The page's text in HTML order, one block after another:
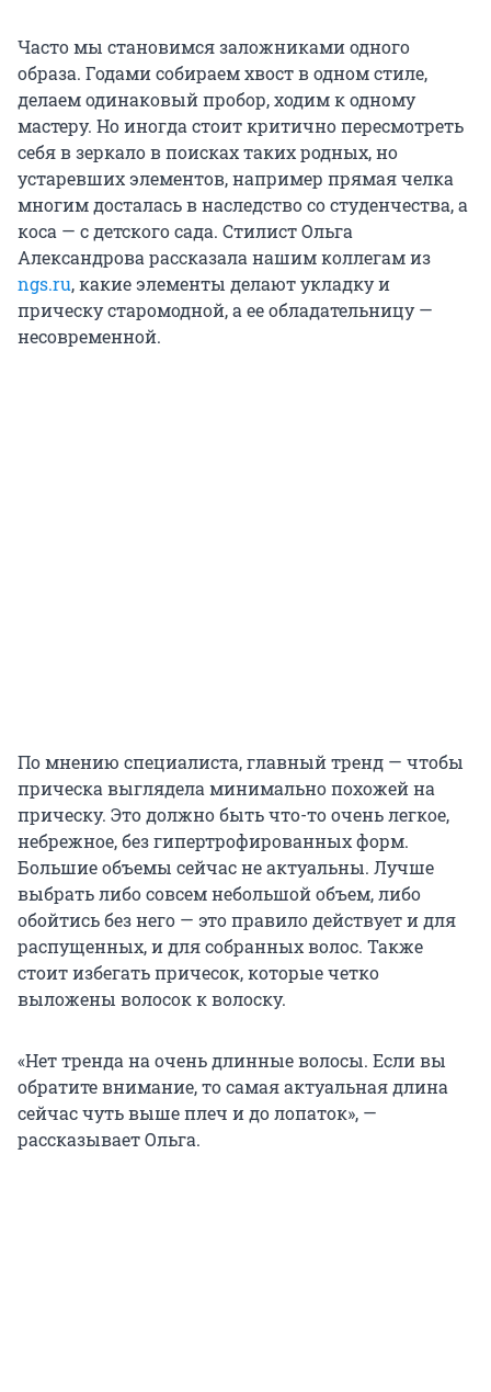
Часто мы становимся заложниками одного
образа. Годами собираем хвост в одном стиле,
делаем одинаковый пробор, ходим к одному
мастеру. Но иногда стоит критично пересмотреть
себя в зеркало в поисках таких родных, но
устаревших элементов, например прямая челка
многим досталась в наследство со студенчества, а
коса — с детского сада. Стилист Ольга
Александрова рассказала нашим коллегам из
ngs.ru, какие элементы делают укладку и
прическу старомодной, а ее обладательницу —
несовременной.
По мнению специалиста, главный тренд — чтобы
прическа выглядела минимально похожей на
прическу. Это должно быть что-то очень легкое,
небрежное, без гипертрофированных форм.
Большие объемы сейчас не актуальны. Лучше
выбрать либо совсем небольшой объем, либо
обойтись без него — это правило действует и для
распущенных, и для собранных волос. Также
стоит избегать причесок, которые четко
выложены волосок к волоску.
«Нет тренда на очень длинные волосы. Если вы
обратите внимание, то самая актуальная длина
сейчас чуть выше плеч и до лопаток», —
рассказывает Ольга.